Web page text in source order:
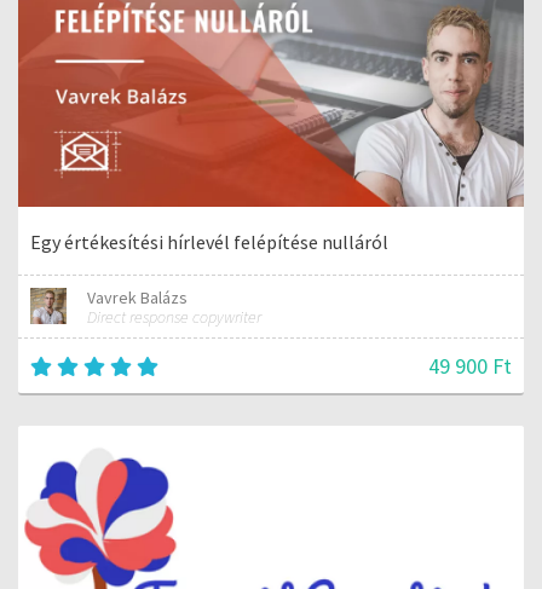
Egy értékesítési hírlevél felépítése nulláról
Vavrek Balázs
Direct response copywriter
49 900 Ft